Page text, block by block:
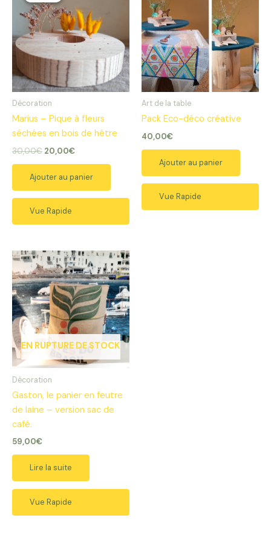
Décoration
Marius – Pique à fleurs
séchées en bois de hêtre
30,00€ Le
était :
30,00€.
20,00€Le
est :
20,00€.
Ajouter au panier
Vue Rapide
Art de la table
Pack Eco-déco créative
40,00€
Ajouter au panier
Vue Rapide
EN RUPTURE DE STOCK
Décoration
Gaston, le panier en feutre
de laine – version sac de
café.
59,00€
Lire la suite
Vue Rapide